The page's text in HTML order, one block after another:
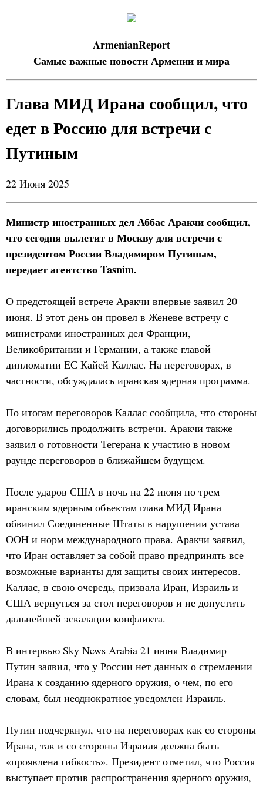
ArmenianReport
Самые важные новости Армении и мира
Глава МИД Ирана сообщил, что
едет в Россию для встречи с
Путиным
22 Июня 2025
Министр иностранных дел Аббас Аракчи сообщил,
что сегодня вылетит в Москву для встречи с
президентом России Владимиром Путиным,
передает агентство Tasnim.
О предстоящей встрече Аракчи впервые заявил 20
июня. В этот день он провел в Женеве встречу с
министрами иностранных дел Франции,
Великобритании и Германии, а также главой
дипломатии ЕС Кайей Каллас. На переговорах, в
частности, обсуждалась иранская ядерная программа.
По итогам переговоров Каллас сообщила, что стороны
договорились продолжить встречи. Аракчи также
заявил о готовности Тегерана к участию в новом
раунде переговоров в ближайшем будущем.
После ударов США в ночь на 22 июня по трем
иранским ядерным объектам глава МИД Ирана
обвинил Соединенные Штаты в нарушении устава
ООН и норм международного права. Аракчи заявил,
что Иран оставляет за собой право предпринять все
возможные варианты для защиты своих интересов.
Каллас, в свою очередь, призвала Иран, Израиль и
США вернуться за стол переговоров и не допустить
дальнейшей эскалации конфликта.
В интервью Sky News Arabia 21 июня Владимир
Путин заявил, что у России нет данных о стремлении
Ирана к созданию ядерного оружия, о чем, по его
словам, был неоднократное уведомлен Израиль.
Путин подчеркнул, что на переговорах как со стороны
Ирана, так и со стороны Израиля должна быть
«проявлена гибкость». Президент отметил, что Россия
выступает против распространения ядерного оружия,